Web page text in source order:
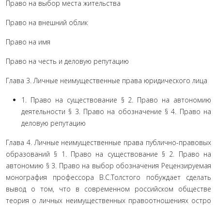
Право на выбор места жительства
Право на внешний облик
Право на имя
Право на честь и деловую репутацию
Глава 3. Личные неимущественные права юриди­ческого лица
1. Право на существование § 2. Право на автономию
деятельности § 3. Право на обозначение § 4. Право на
деловую репутацию
Глава 4. Личные неимущественные права пуб­лично-правовых
образований § 1. Право на существование § 2. Право на
автономию § 3. Право на выбор обозначения Рецензируемая
монография профессора В.С.Толстого побуждает сделать
вывод о том, что в современном российском обществе
теория о личных неимущественных правоотношениях остро